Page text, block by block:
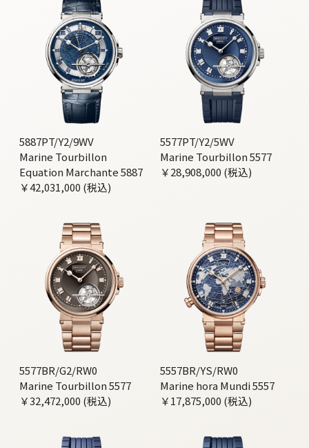
5887PT/Y2/9WV
Marine Tourbillon
Equation Marchante 5887
￥42,031,000 (税込)
5577PT/Y2/5WV
Marine Tourbillon 5577
￥28,908,000 (税込)
5577BR/G2/RW0
Marine Tourbillon 5577
￥32,472,000 (税込)
5557BR/YS/RW0
Marine hora Mundi 5557
￥17,875,000 (税込)